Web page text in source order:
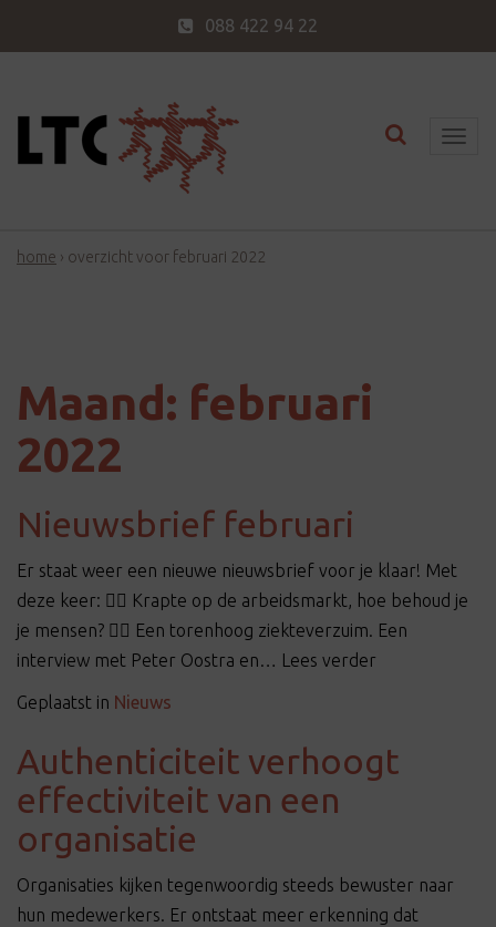
088 422 94 22
T
n
Toggle
home › overzicht voor februari 2022
Maand: februari
2022
Nieuwsbrief februari
Er staat weer een nieuwe nieuwsbrief voor je klaar! Met
deze keer: 👉🏻 Krapte op de arbeidsmarkt, hoe behoud je
je mensen? 👉🏻 Een torenhoog ziekteverzuim. Een
interview met Peter Oostra en… Lees verder
Geplaatst in Nieuws
Authenticiteit verhoogt
effectiviteit van een
organisatie
Organisaties kijken tegenwoordig steeds bewuster naar
hun medewerkers. Er ontstaat meer erkenning dat